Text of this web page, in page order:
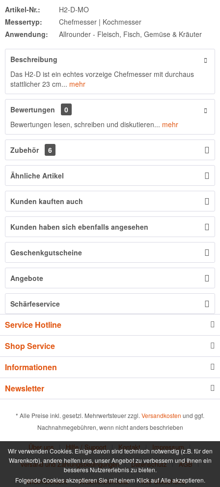
Artikel-Nr.:
H2-D-MO
Messertyp:
Chefmesser | Kochmesser
Anwendung:
Allrounder - Fleisch, Fisch, Gemüse & Kräuter
Beschreibung
Das H2-D ist ein echtes vorzeige Chefmesser mit durchaus
stattlicher 23 cm... mehr
Bewertungen
0
Bewertungen lesen, schreiben und diskutieren... mehr
Zubehör 6
Ähnliche Artikel
Kunden kauften auch
Kunden haben sich ebenfalls angesehen
Geschenkgutscheine
Angebote
Schärfeservice
Service Hotline
Shop Service
Informationen
Newsletter
* Alle Preise inkl. gesetzl. Mehrwertsteuer zzgl. Versandkosten und ggf.
Nachnahmegebühren, wenn nicht anders beschrieben
Über uns Hilfe / Support Kontakt
Impressum
Versand und Zahlungsbedingungen
Datenschutz
AGB
Widerrufsrecht
Widerrufsformular Info Gutscheine
Wir verwenden Cookies. Einige davon sind technisch notwendig (z.B. für den
Warenkorb), andere helfen uns, unser Angebot zu verbessern und Ihnen ein
besseres Nutzererlebnis zu bieten.
Folgende Cookies akzeptieren Sie mit einem Klick auf Alle akzeptieren.